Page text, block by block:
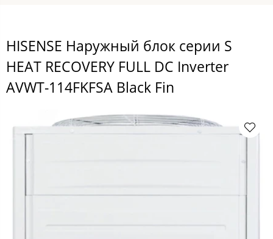
HISENSE Наружный блок серии S
HEAT RECOVERY FULL DC Inverter
AVWT-114FKFSA Black Fin